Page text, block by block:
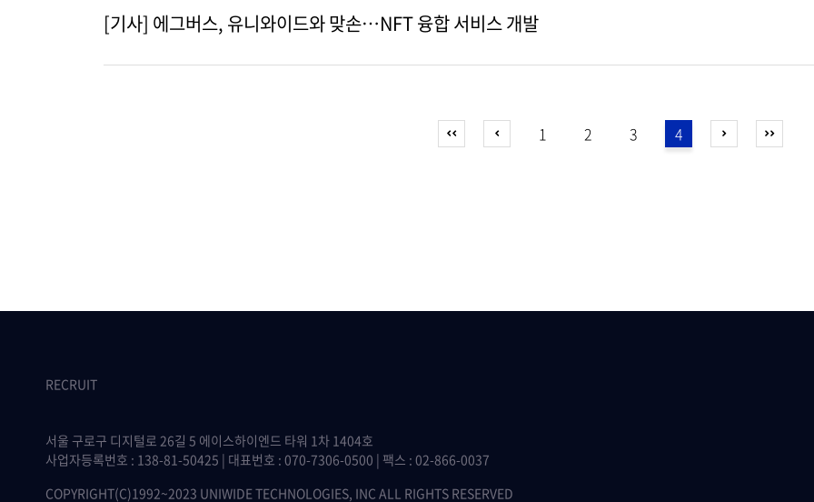
[기사] 에그버스, 유니와이드와 맞손…NFT 융합 서비스 개발
1 2 3 4
RECRUIT
서울 구로구 디지털로 26길 5 에이스하이엔드 타워 1차 1404호
사업자등록번호 : 138-81-50425 | 대표번호 : 070-7306-0500 | 팩스 : 02-866-0037
COPYRIGHT(C)1992~2023 UNIWIDE TECHNOLOGIES, INC ALL RIGHTS RESERVED